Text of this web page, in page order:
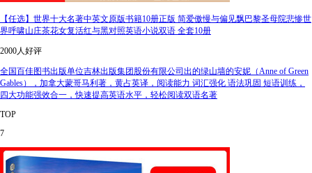
【任选】世界十大名著中英文原版书籍10册正版 简爱傲慢与偏见飘巴黎圣母院悲惨世
界呼啸山庄茶花女复活红与黑对照英语小说双语 全套10册
2000人好评
全国百佳图书出版单位吉林出版集团股份有限公司出的绿山墙的安妮（Anne of Green
Gables），加拿大蒙哥马利著，黄占英译，阅读能力 词汇强化 语法巩固 短语训练，
四大功能强效合一，快速提高英语水平，轻松阅读双语名著
TOP
7